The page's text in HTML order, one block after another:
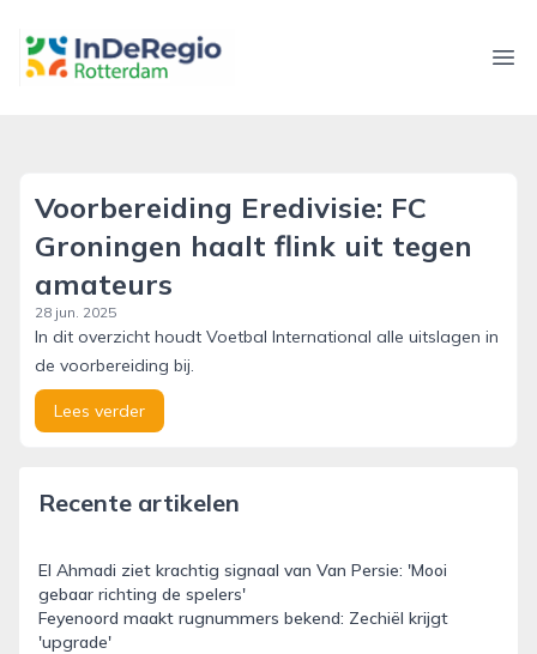
inderegiorotterdam.nl
Voorbereiding Eredivisie: FC
Groningen haalt flink uit tegen
amateurs
28 jun. 2025
In dit overzicht houdt Voetbal International alle uitslagen in
de voorbereiding bij.
Lees verder
Recente artikelen
El Ahmadi ziet krachtig signaal van Van Persie: 'Mooi
gebaar richting de spelers'
Feyenoord maakt rugnummers bekend: Zechiël krijgt
'upgrade'